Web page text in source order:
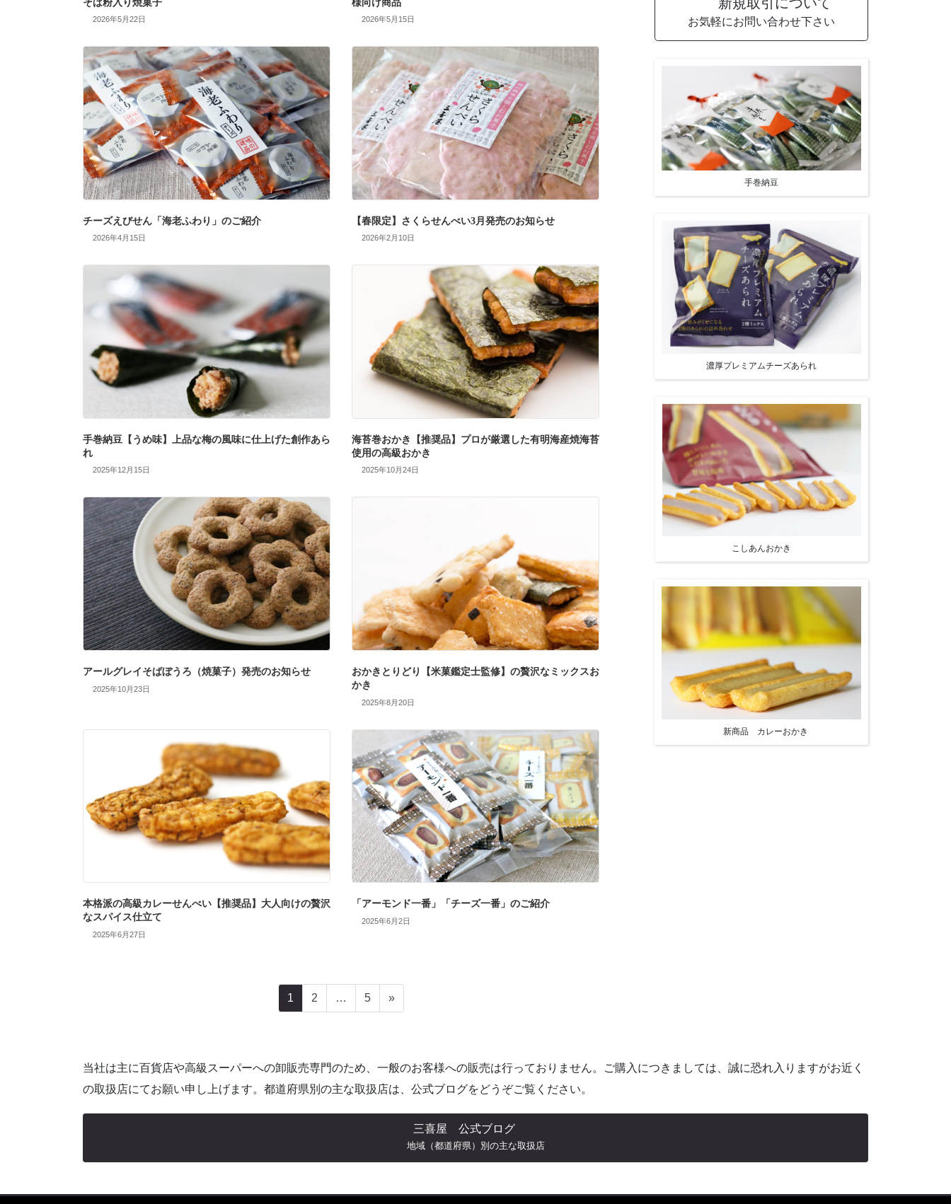
そば粉入り焼菓子
2026年5月22日
様向け商品
2026年5月15日
チーズえびせん「海老ふわり」のご紹介
2026年4月15日
【春限定】さくらせんべい3月発売のお知らせ
2026年2月10日
手巻納豆【うめ味】上品な梅の風味に仕上げた創作あら
れ
2025年12月15日
海苔巻おかき【推奨品】プロが厳選した有明海産焼海苔
使用の高級おかき
2025年10月24日
アールグレイそばぼうろ（焼菓子）発売のお知らせ
2025年10月23日
おかきとりどり【米菓鑑定士監修】の贅沢なミックスお
かき
2025年8月20日
本格派の高級カレーせんべい【推奨品】大人向けの贅沢
なスパイス仕立て
2025年6月27日
「アーモンド一番」「チーズ一番」のご紹介
2025年6月2日
ペ
ー
ジ
り
ペ
ー
1
ペ
ー
2 …
ペ
ー
5 »
お気軽にお問い合わせ下さい
手巻納豆
濃厚プレミアムチーズあられ
こしあんおかき
新商品 カレーおかき
当社は主に百貨店や高級スーパーへの卸販売専門のため、一般のお客様への販売は行っておりません。ご購入につきましては、誠に恐れ入りますがお近く
の取扱店にてお願い申し上げます。都道府県別の主な取扱店は、公式ブログをどうぞご覧ください。
三喜屋 公式ブログ
地域（都道府県）別の主な取扱店